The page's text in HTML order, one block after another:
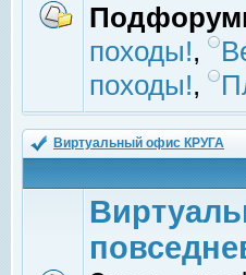
походы!,
походы!,
Виртуальный офис КРУГА